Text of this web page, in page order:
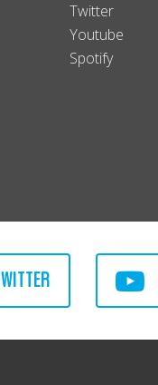
Twitter
Youtube
Spotify